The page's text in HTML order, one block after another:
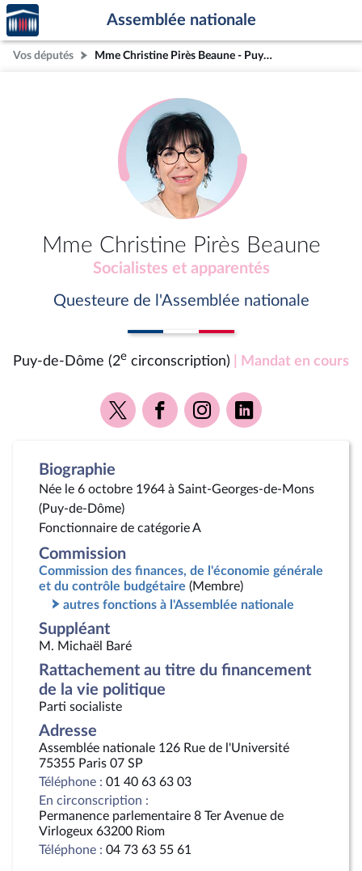
Aller au contenu
Aller en bas de la page
Accèder
à la
page
d'accueil
Assemblée nationale
Vos députés Mme Christine Pirès Beaune - Puy-de-Dôme (2e circonscription)
Mme Christine Pirès Beaune
Socialistes et apparentés
Questeure de l'Assemblée nationale
Puy-de-Dôme (2e circonscription) | Mandat en cours
Voir
la
Voir
la
Voir
la
Voir
la
Biographie
Née le 6 octobre 1964 à Saint-Georges-de-Mons
(Puy-de-Dôme)
Fonctionnaire de catégorie A
Commission
Commission des finances, de l'économie générale
et du contrôle budgétaire (Membre)
autres fonctions à l'Assemblée nationale
Suppléant
M. Michaël Baré
Rattachement au titre du financement
de la vie politique
Parti socialiste
Adresse
Assemblée nationale 126 Rue de l'Université
75355 Paris 07 SP
Téléphone : 01 40 63 63 03
En circonscription :
Permanence parlementaire 8 Ter Avenue de
Virlogeux 63200 Riom
Téléphone : 04 73 63 55 61